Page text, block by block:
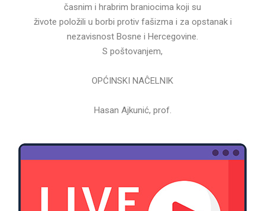
časnim i hrabrim braniocima koji su
živote položili u borbi protiv fašizma i za opstanak i
nezavisnost Bosne i Hercegovine.
S poštovanjem,
OPĆINSKI NAĈELNIK
Hasan Ajkunić, prof.